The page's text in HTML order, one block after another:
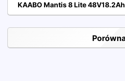
KAABO Mantis 8 Lite 48V18.2Ah